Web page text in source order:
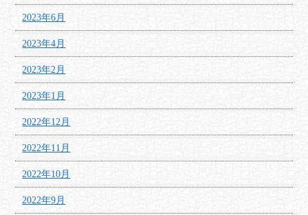
2023年6月
2023年4月
2023年2月
2023年1月
2022年12月
2022年11月
2022年10月
2022年9月